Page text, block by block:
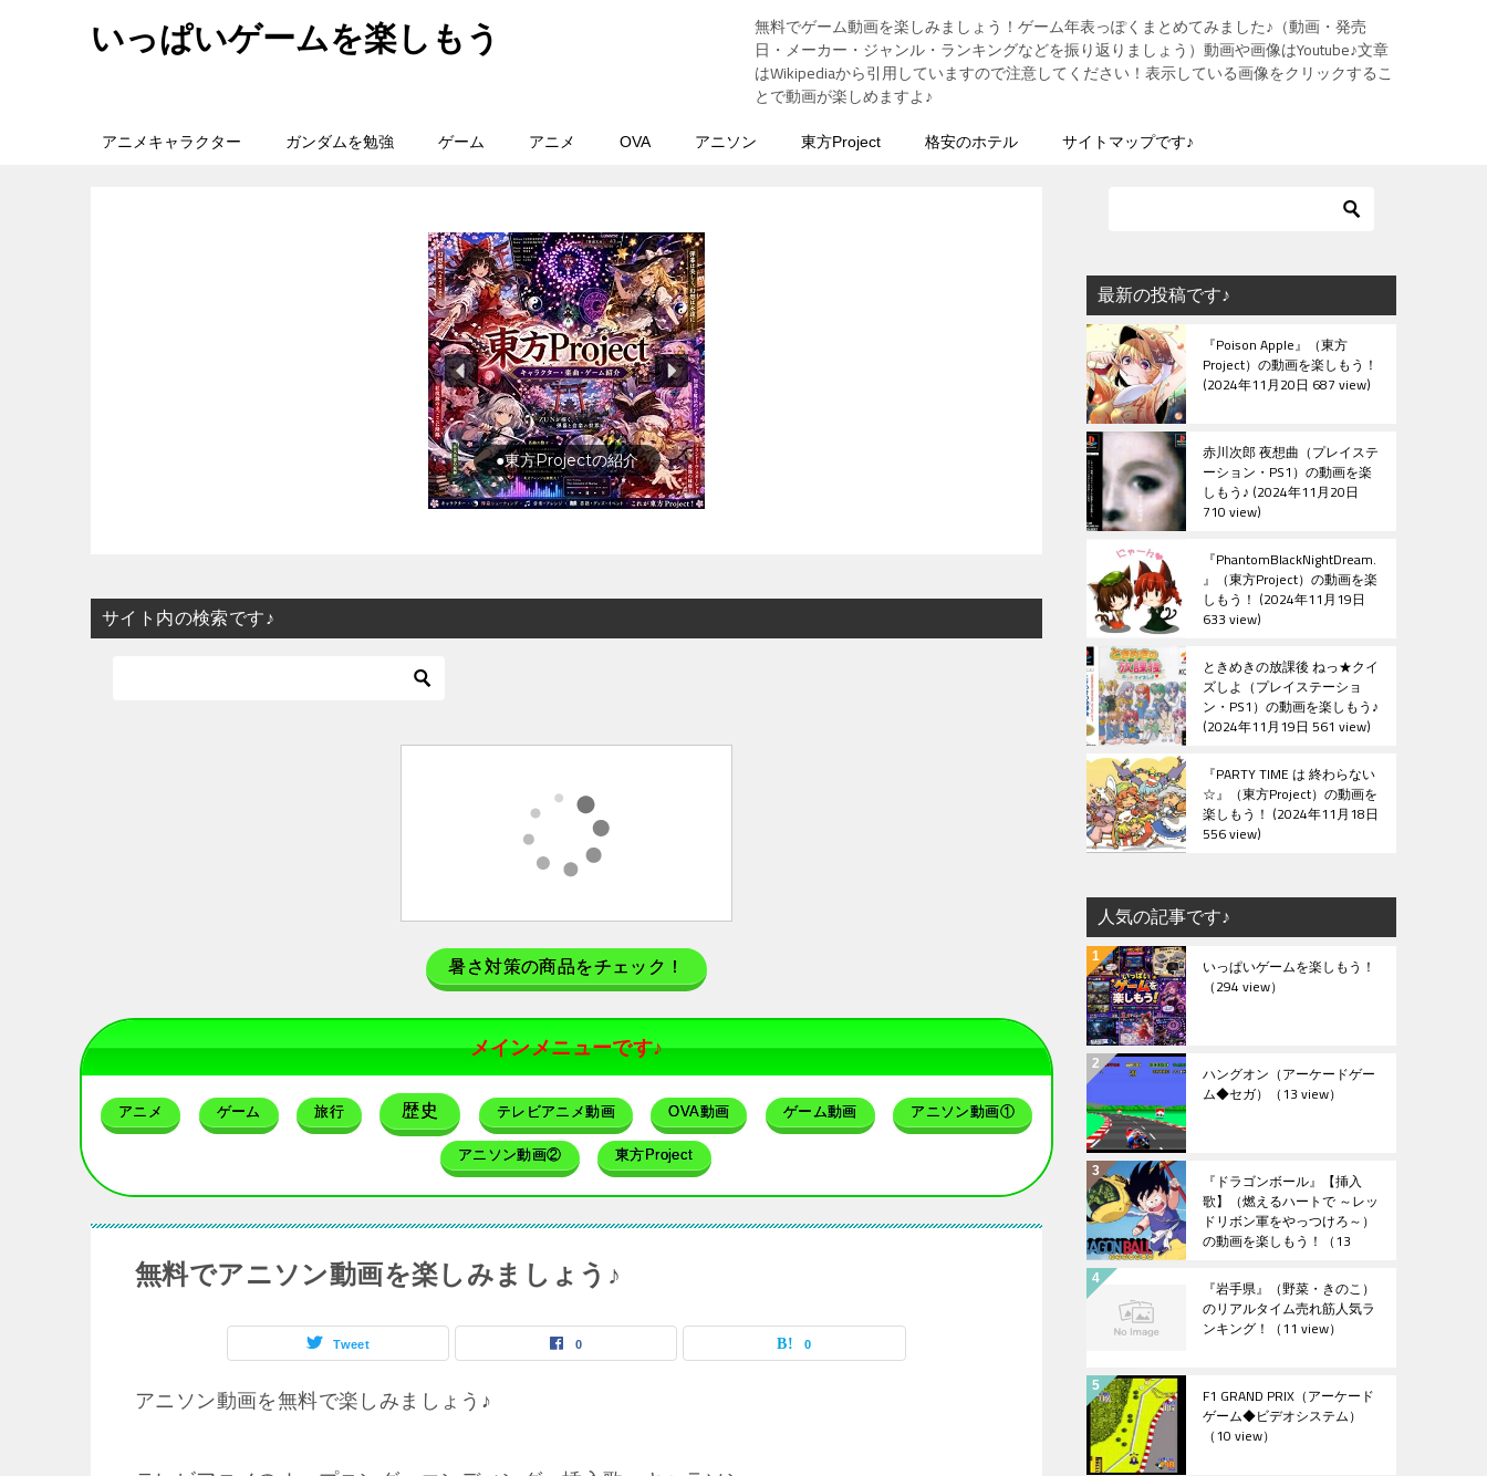
いっぱいゲームを楽しもう
無料でゲーム動画を楽しみましょう！ゲーム年表っぽくまとめてみました♪（動画・発売
日・メーカー・ジャンル・ランキングなどを振り返りましょう）動画や画像はYoutube♪文章
はWikipediaから引用していますので注意してください！表示している画像をクリックするこ
とで動画が楽しめますよ♪
アニメキャラクター ガンダムを勉強 ゲーム アニメ OVA アニソン 東方Project 格安のホテル サイトマップです♪
●東方Projectの紹介
サイト内の検索です♪
暑さ対策の商品をチェック！
メインメニューです♪
アニメ ゲーム 旅行 歴史 テレビアニメ動画 OVA動画 ゲーム動画 アニソン動画①
アニソン動画② 東方Project
無料でアニソン動画を楽しみましょう♪
Tweet 0 0
アニソン動画を無料で楽しみましょう♪
最新の投稿です♪
『Poison Apple』（東方
Project）の動画を楽しもう！
2024年11月20日 687 view
赤川次郎 夜想曲（プレイステ
ーション・PS1）の動画を楽
しもう♪ 2024年11月20日
710 view
『PhantomBlackNightDream.
』（東方Project）の動画を楽
しもう！ 2024年11月19日
633 view
ときめきの放課後 ねっ★クイ
ズしよ（プレイステーショ
ン・PS1）の動画を楽しもう♪
2024年11月19日 561 view
『PARTY TIME は 終わらない
☆』（東方Project）の動画を
楽しもう！ 2024年11月18日
556 view
人気の記事です♪
いっぱいゲームを楽しもう！
（294 view）
ハングオン（アーケードゲー
ム◆セガ） （13 view）
『ドラゴンボール』【挿入
歌】（燃えるハートで ～レッ
ドリボン軍をやっつけろ～）
の動画を楽しもう！ （13
『岩手県』（野菜・きのこ）
のリアルタイム売れ筋人気ラ
ンキング！ （11 view）
F1 GRAND PRIX（アーケード
ゲーム◆ビデオシステム）
（10 view）